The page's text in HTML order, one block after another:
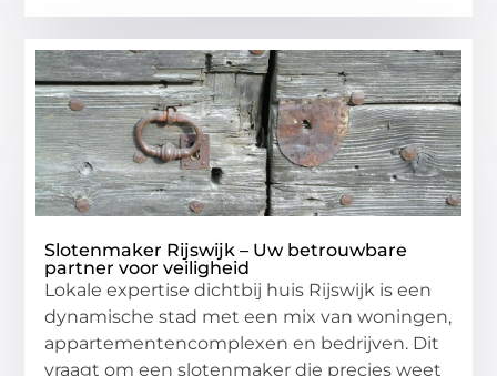
Slotenmaker Rijswijk – Uw betrouwbare
partner voor veiligheid
Lokale expertise dichtbij huis Rijswijk is een
dynamische stad met een mix van woningen,
appartementencomplexen en bedrijven. Dit
vraagt om een slotenmaker die precies weet